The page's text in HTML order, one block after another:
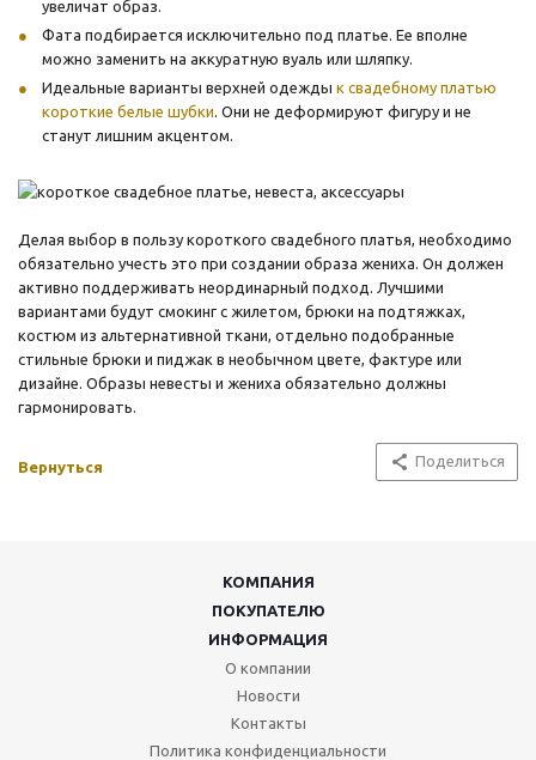
увеличат образ.
Фата подбирается исключительно под платье. Ее вполне
можно заменить на аккуратную вуаль или шляпку.
Идеальные варианты верхней одежды к свадебному платью
короткие белые шубки. Они не деформируют фигуру и не
станут лишним акцентом.
Делая выбор в пользу короткого свадебного платья, необходимо
обязательно учесть это при создании образа жениха. Он должен
активно поддерживать неординарный подход. Лучшими
вариантами будут смокинг с жилетом, брюки на подтяжках,
костюм из альтернативной ткани, отдельно подобранные
стильные брюки и пиджак в необычном цвете, фактуре или
дизайне. Образы невесты и жениха обязательно должны
гармонировать.
Вернуться Поделиться
КОМПАНИЯ
ПОКУПАТЕЛЮ
ИНФОРМАЦИЯ
О компании
Новости
Контакты
Политика конфиденциальности